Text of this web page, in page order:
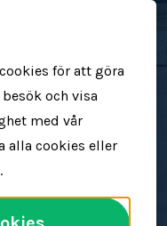
tryggtför att göra
och visa
med vår
alla cookies eller